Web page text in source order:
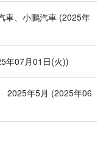
車、小鵬汽車 (2025年
年07月01日(火))
2025年5月 (2025年06